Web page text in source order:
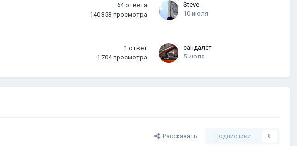
64 ответа
140 353 просмотра
Steve
10 июля
1 ответ
1 704 просмотра
сандалет
5 июля
Рассказать Подписчики 0